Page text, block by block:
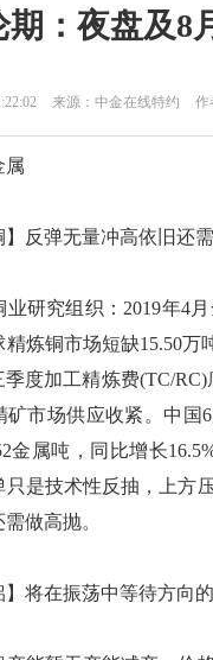
期：夜盘及8
来源：中金在线特约 作
弹无量冲高依旧还
究组织：2019年4月
精炼铜市场短缺15.50
季度加工精炼费(TC/
矿市场供应收紧。中国
金属吨，同比增长
只是技术性反抽，上方
做高抛。
在振荡中等待方向